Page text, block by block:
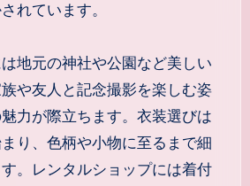
れています。
地元の神社や公園など美しい
や友人と記念撮影を楽しむ姿
力が際立ちます。衣装選びは
り、色柄や小物に至るまで細
。レンタルショップには着付